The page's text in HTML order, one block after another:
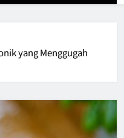
yang Menggugah